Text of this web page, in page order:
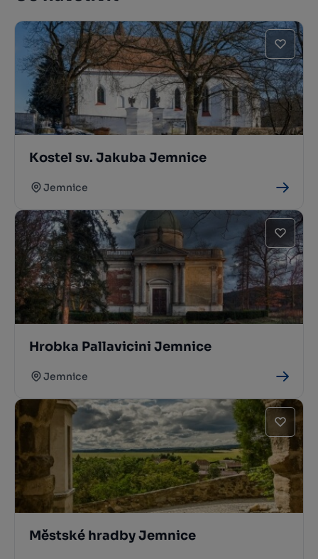
Kostel sv. Jakuba Jemnice
Jemnice
Hrobka Pallavicini Jemnice
Jemnice
Městské hradby Jemnice